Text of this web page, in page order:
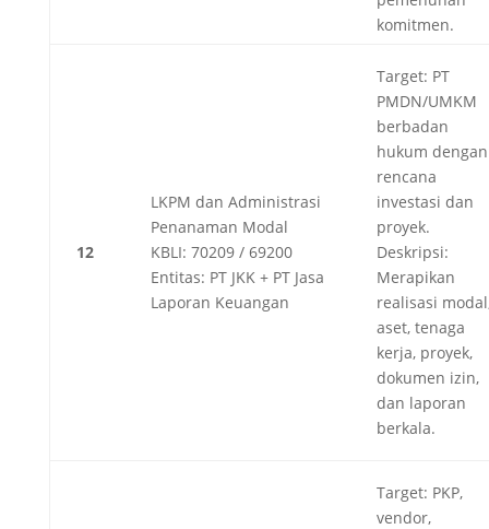
komitmen.
12
LKPM dan Administrasi
Penanaman Modal
KBLI: 70209 / 69200
Entitas: PT JKK + PT Jasa
Laporan Keuangan
Target: PT
PMDN/UMKM
berbadan
hukum dengan
rencana
investasi dan
proyek.
Deskripsi:
Merapikan
realisasi
aset, tenaga
kerja, proyek,
dokumen izin,
dan laporan
berkala.
Target: PKP,
vendor,